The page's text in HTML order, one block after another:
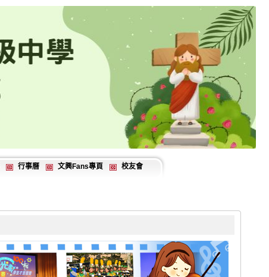
行事曆 文興Fans專頁 校友會